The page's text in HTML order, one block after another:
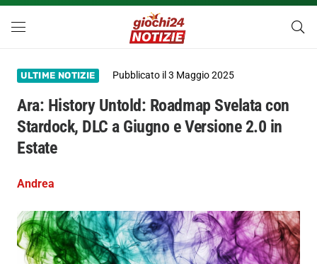
ULTIME NOTIZIE Pubblicato il3 Maggio 2025
Ara: History Untold: Roadmap Svelata con
Stardock, DLC a Giugno e Versione 2.0 in
Estate
Andrea